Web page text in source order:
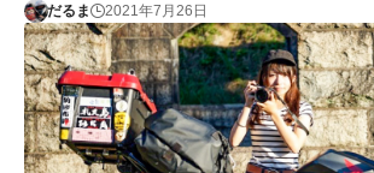
だるま 2021年7月26日